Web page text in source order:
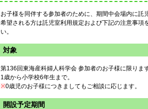
お子様を同伴する参加者のために、期間中会場内に託
希望される方は託児室利用規定および下記の注意事項
い。
対象
第136回東海産科婦人科学会 参加者のお子様に限ります
1歳から小学校6年生まで。
※0歳児のお子様につきましてもご相談に応じます。
開設予定期間